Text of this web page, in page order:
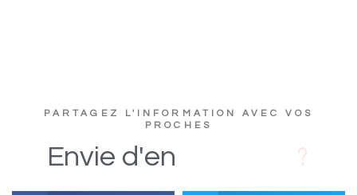
PARTAGEZ L'INFORMATION AVEC VOS
PROCHES
Envie d'en